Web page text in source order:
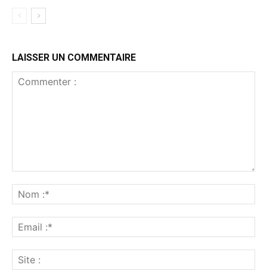
LAISSER UN COMMENTAIRE
:*
:*
: